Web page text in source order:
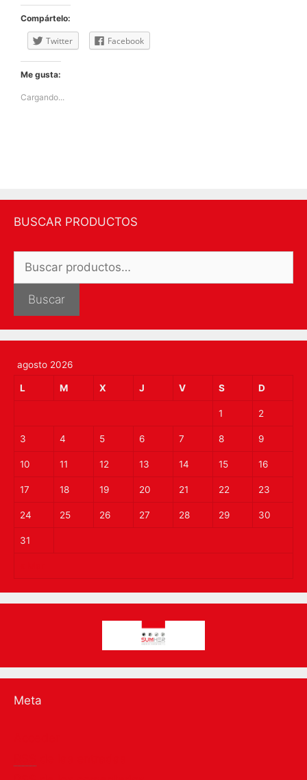
Compártelo:
Twitter Facebook
Me gusta:
Cargando...
BUSCAR PRODUCTOS
por:
Buscar
agosto 2026
L M X J V S D
1 2
3 4 5 6 7 8 9
10 11 12 13 14 15 16
17 18 19 20 21 22 23
24 25 26 27 28 29 30
31
Meta